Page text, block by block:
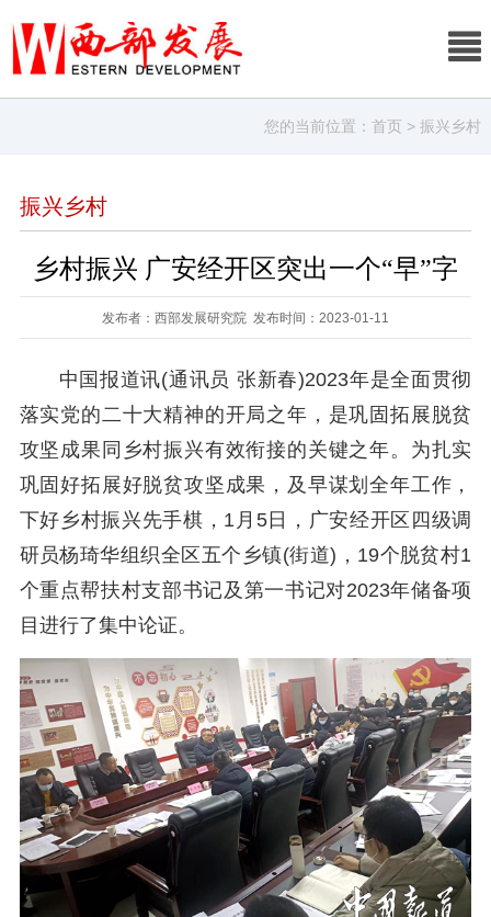
您的当前位置：首页 > 振兴乡村
振兴乡村
乡村振兴 广安经开区突出一个“早”字
发布者：西部发展研究院 发布时间：2023-01-11
中国报道讯(通讯员 张新春)2023年是全面贯彻
落实党的二十大精神的开局之年，是巩固拓展脱贫
攻坚成果同乡村振兴有效衔接的关键之年。为扎实
巩固好拓展好脱贫攻坚成果，及早谋划全年工作，
下好乡村振兴先手棋，1月5日，广安经开区四级调
研员杨琦华组织全区五个乡镇(街道)，19个脱贫村1
个重点帮扶村支部书记及第一书记对2023年储备项
目进行了集中论证。